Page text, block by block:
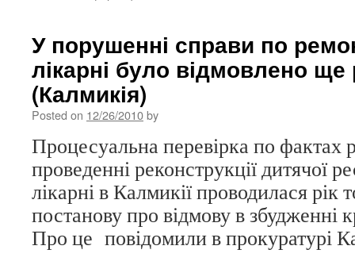
У порушенні справи по
лікарні було відмовлено ще
(Калмикія)
Posted on 12/26/2010by
Процесуальна перевірка по фактах
проведенні реконструкції дитячої
лікарні в Калмикії проводилася рік
постанову про відмову в збудженні
Про це повідомили в прокуратурі